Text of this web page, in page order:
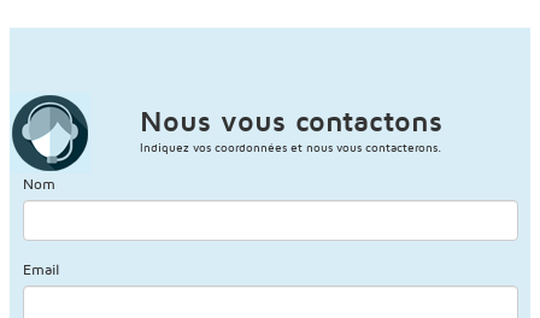
Nous vous contactons
Indiquez vos coordonnées et nous vous contacterons.
Nom
Email